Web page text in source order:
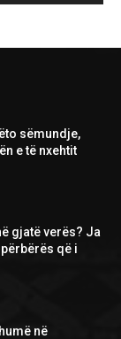
sëmundje,
e të nxehtit
gjatë verës? Ja
që i
në